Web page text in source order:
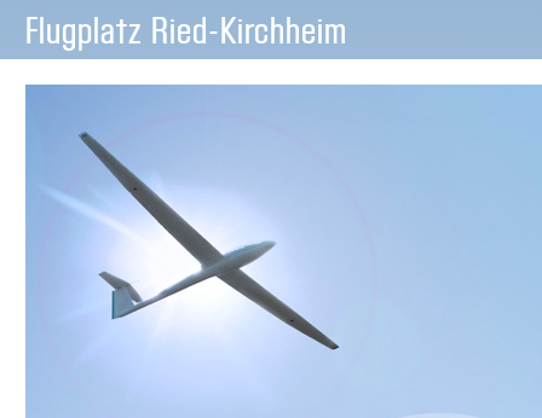
Flugplatz Ried-Kirchheim